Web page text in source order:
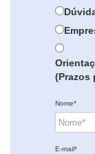
(Prazos
Nome*
E-mail*